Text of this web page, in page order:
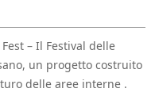
– Il Festival delle
un progetto costruito
delle aree interne .